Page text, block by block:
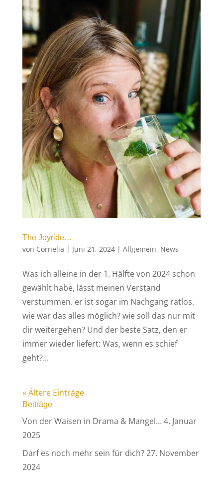
The Joyride…
von Cornelia | Juni 21, 2024| Allgemein, News
Was ich alleine in der 1. Hälfte von 2024 schon
gewählt habe, lässt meinen Verstand
verstummen. er ist sogar im Nachgang ratlos.
wie war das alles möglich? wie soll das nur mit
dir weitergehen? Und der beste Satz, den er
immer wieder liefert: Was, wenn es schief
geht?...
« Ältere Einträge
Beiträge
Von der Waisen in Drama & Mangel…4. Januar
2025
Darf es noch mehr sein für dich?27. November
2024